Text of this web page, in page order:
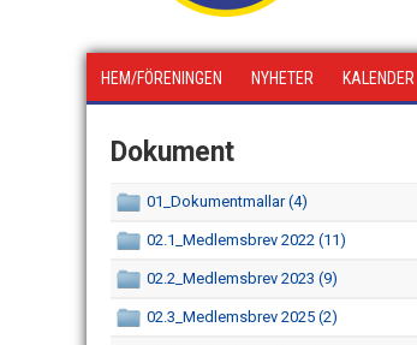
HEM/FÖRENINGEN NYHETER KALENDER
Dokument
01_Dokumentmallar (4)
02.1_Medlemsbrev 2022 (11)
02.2_Medlemsbrev 2023 (9)
02.3_Medlemsbrev 2025 (2)